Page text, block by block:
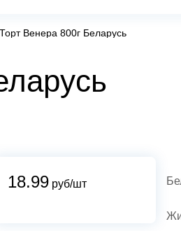
Торт Венера 800г Беларусь
18.99 руб/шт